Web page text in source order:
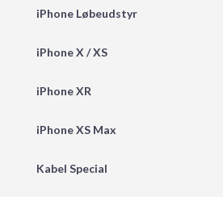
iPhone Løbeudstyr
iPhone X / XS
iPhone XR
iPhone XS Max
Kabel Special